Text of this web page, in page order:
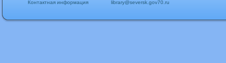
Контактная информация
library@seversk.gov70.ru